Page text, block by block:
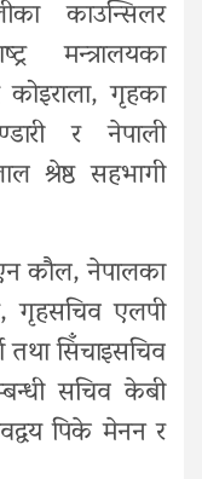
काउन्सिलर
मन्त्रालयका
गृहका
र नेपाली
श्रेष्ठ सहभागी
कौल, नेपालका
गृहसचिव एलपी
तथा सिँचाइसचिव
सचिव केबी
पिके मेनन र